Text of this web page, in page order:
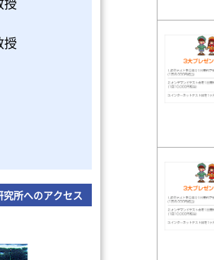
授
所へのアクセス